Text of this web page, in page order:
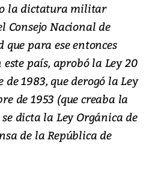
la dictatura militar
Consejo Nacional de
para ese entonces
país, aprobó la Ley 20
de 1983, que derogó la Ley
de 1953 (que creaba la
dicta la Ley Orgánica de
de la República de